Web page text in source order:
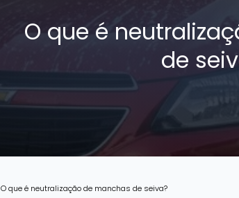
O que é
de
O que é neutralização de manchas de seiva?